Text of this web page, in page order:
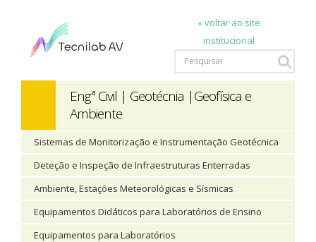
« voltar ao site
institucional
Engª Civil | Geotécnia |Geofísica e
Ambiente
Sistemas de Monitorização e Instrumentação Geotécnica
Deteção e Inspeção de Infraestruturas Enterradas
Ambiente, Estações Meteorológicas e Sísmicas
Equipamentos Didáticos para Laboratórios de Ensino
Equipamentos para Laboratórios